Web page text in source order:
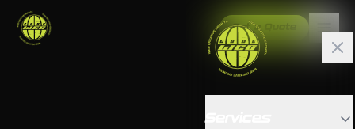
Get a Quote